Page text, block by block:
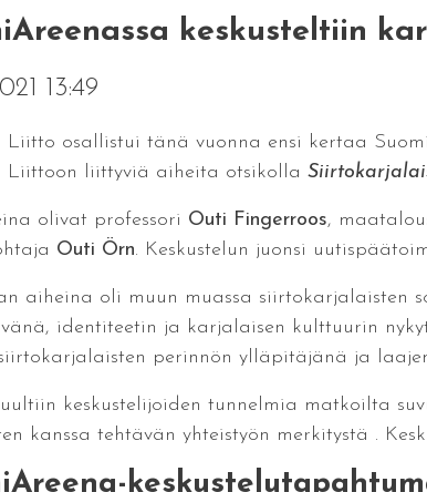
keskusteltiin
13:49
Liitto osallistui tänä vuonna ensi kertaa
Liittoon liittyviä aiheita otsikolla
olivat professori Outi Fingerroos,
Outi Örn. Keskustelun juonsi
aiheina oli muun muassa siirtokarjalaisten
identiteetin ja karjalaisen kulttuurin
perinnön ylläpitäjänä ja
keskustelijoiden tunnelmia matkoilta
kanssa tehtävän yhteistyön merkitystä .